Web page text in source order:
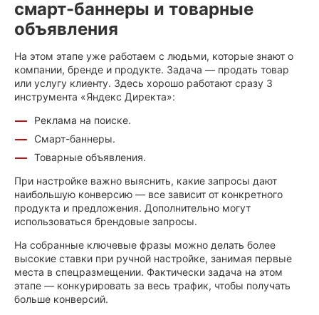
смарт-баннеры и товарные
объявления
На этом этапе уже работаем с людьми, которые знают о
компании, бренде и продукте. Задача — продать товар
или услугу клиенту. Здесь хорошо работают сразу 3
инструмента «Яндекс Директа»:
Реклама на поиске.
Смарт-баннеры.
Товарные объявления.
При настройке важно выяснить, какие запросы дают
наибольшую конверсию — все зависит от конкретного
продукта и предложения. Дополнительно могут
использоваться брендовые запросы.
На собранные ключевые фразы можно делать более
высокие ставки при ручной настройке, занимая первые
места в спецразмещении. Фактически задача на этом
этапе — конкурировать за весь трафик, чтобы получать
больше конверсий.